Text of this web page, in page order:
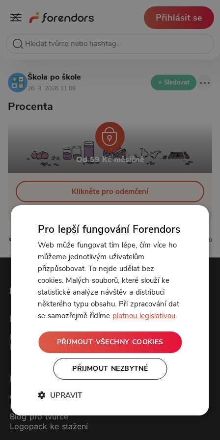
Přihlásit se
Škola po škole
26. 3. 2026 11:08
+ Sledovat
Procenta
Od 59 Kč měsíčně
Klikněte pro odemčení
0 komentářů
Forendors
Kontakt
Podcast studio
Pro uživatele
Ceník
FAQ (často kladené dotazy)
Blog pro tvůrce
Logopack ke stažení
Pro lepší fungování Forendors
Web může fungovat tím lépe, čím více ho
můžeme jednotlivým uživatelům
přizpůsobovat. To nejde udělat bez
cookies. Malých souborů, které slouží ke
statistické analýze návštěv a distribuci
některého typu obsahu. Při zpracování dat
se samozřejmě řídíme platnou legislativou.
PŘIJMOUT VŠECHNY COOKIES
PŘIJMOUT NEZBYTNÉ
UPRAVIT